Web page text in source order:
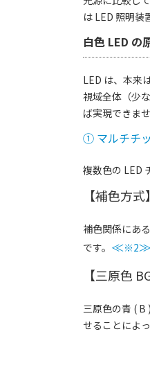
は LED 照明装
白色 LED の
LED は、本来
視域全体（少
ば実現できま
① マルチチ
複数色の LED
【補色方式】
補色関係にあ
です。 ≪※2≫
【三原色
三原色の青 ( B
せることによ